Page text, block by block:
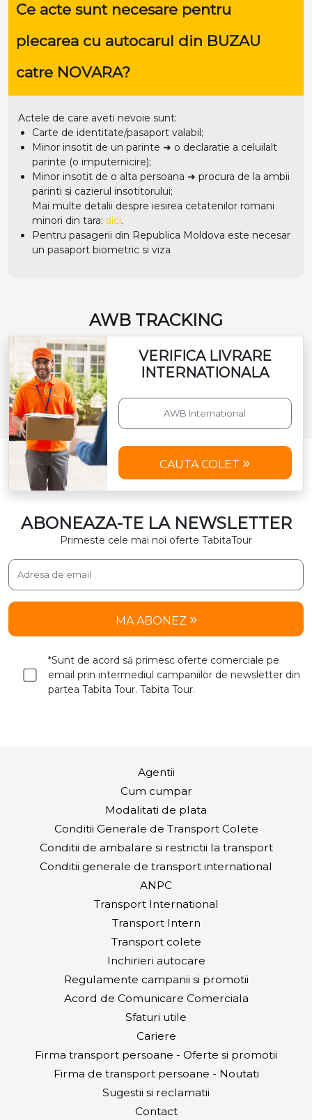
Ce acte sunt necesare pentru
plecarea cu autocarul din BUZAU
catre NOVARA?
Actele de care aveti nevoie sunt:
Carte de identitate/pasaport valabil;
Minor insotit de un parinte ➜ o declaratie a celuilalt
parinte (o imputernicire);
Minor insotit de o alta persoana ➜ procura de la ambii
parinti si cazierul insotitorului;
Mai multe detalii despre iesirea cetatenilor romani
minori din tara: aici.
Pentru pasagerii din Republica Moldova este necesar
un pasaport biometric si viza
AWB TRACKING
VERIFICA LIVRARE
INTERNATIONALA
CAUTA COLET
ABONEAZA-TE LA NEWSLETTER
Primeste cele mai noi oferte TabitaTour
MA ABONEZ
*Sunt de acord să primesc oferte comerciale pe
email prin intermediul campaniilor de newsletter din
partea Tabita Tour. Tabita Tour.
Agentii
Cum cumpar
Modalitati de plata
Conditii Generale de Transport Colete
Conditii de ambalare si restrictii la transport
Conditii generale de transport international
ANPC
Transport International
Transport Intern
Transport colete
Inchirieri autocare
Regulamente campanii si promotii
Acord de Comunicare Comerciala
Sfaturi utile
Cariere
Firma transport persoane - Oferte si promotii
Firma de transport persoane - Noutati
Sugestii si reclamatii
Contact